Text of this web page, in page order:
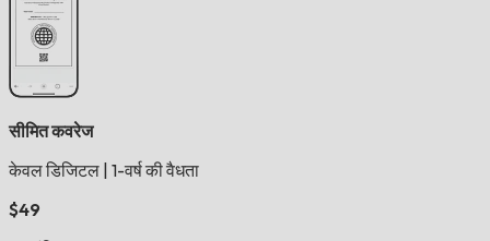
सीमित कवरेज
केवल डिजिटल 1-वर्ष की वैधता
$49